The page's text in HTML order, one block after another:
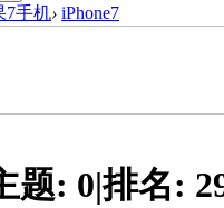
7手机› iPhone7
题: 0|排名: